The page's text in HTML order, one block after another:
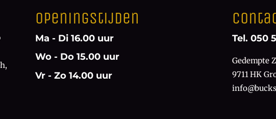
Openingstijden
Ma - Di 16.00 uur
Wo - Do 15.00 uur
Vr - Zo 14.00 uur
Tel. 050
Gedempte
9711 HK